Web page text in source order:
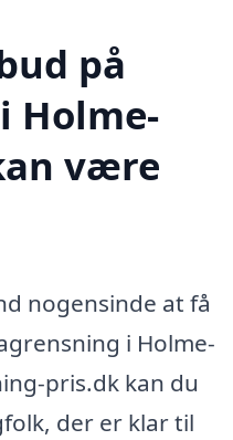
på
Holme-
være
nogensinde at få
i Holme-
pris.dk kan du
der er klar til